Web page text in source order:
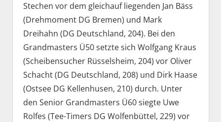
Stechen vor dem gleichauf liegenden Jan Bäss
(Drehmoment DG Bremen) und Mark
Dreihahn (DG Deutschland, 204). Bei den
Grandmasters Ü50 setzte sich Wolfgang Kraus
(Scheibensucher Rüsselsheim, 204) vor Oliver
Schacht (DG Deutschland, 208) und Dirk Haase
(Ostsee DG Kellenhusen, 210) durch. Unter
den Senior Grandmasters Ü60 siegte Uwe
Rolfes (Tee-Timers DG Wolfenbüttel, 229) vor